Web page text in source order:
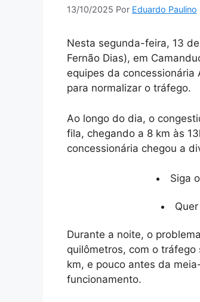
13/10/2025 Por Eduardo Paulino
Nesta segunda-feira, 13
Fernão Dias), em
equipes da
para normalizar o tráfego.
Ao longo do dia, o
fila, chegando a 8 km às
concessionária chegou a
Siga
Durante a noite, o
quilômetros, com o
km, e pouco antes da
funcionamento.